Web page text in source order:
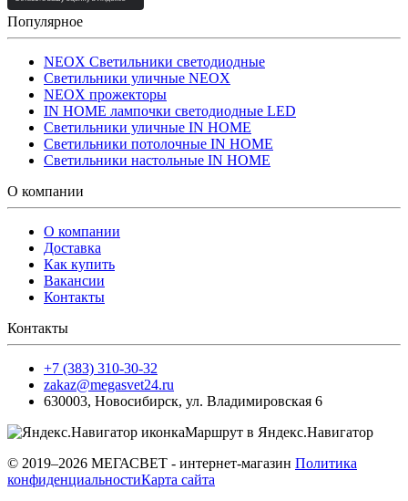
Популярное
NEOX Светильники светодиодные
Светильники уличные NEOX
NEOX прожекторы
IN HOME лампочки светодиодные LED
Светильники уличные IN HOME
Светильники потолочные IN HOME
Светильники настольные IN HOME
О компании
О компании
Доставка
Как купить
Вакансии
Контакты
Контакты
+7 (383) 310-30-32
zakaz@megasvet24.ru
630003, Новосибирск, ул. Владимировская 6
Маршрут в Яндекс.Навигатор
© 2019–2026 МЕГАСВЕТ - интернет-магазин Политика
конфиденциальностиКарта сайта